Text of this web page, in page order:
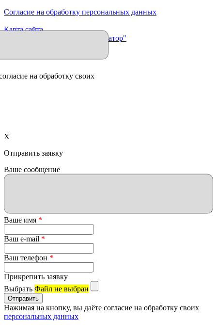
Согласие на обработку персональных данных
Карта сайта
Продвижение сайта "Иллюминатор"
на обработку своих
X
Отправить заявку
Ваше сообщение
Ваше имя *
Ваш e-mail *
Ваш телефон *
Прикрепить заявку
Выбрать Файл не выбран
Нажимая на кнопку, вы даёте согласие на обработку своих
персональных данных